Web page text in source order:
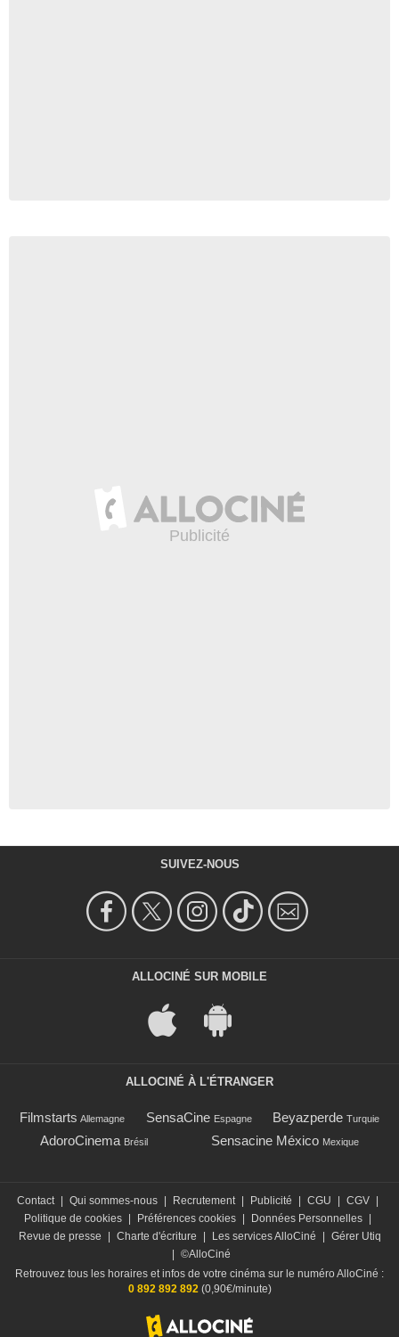
SUIVEZ-NOUS
ALLOCINÉ SUR MOBILE
ALLOCINÉ À L'ÉTRANGER
Filmstarts Allemagne SensaCine Espagne Beyazperde Turquie
AdoroCinema Brésil Sensacine México Mexique
Contact Qui sommes-nous Recrutement Publicité CGU CGV
Politique de cookies
Préférences cookies Données Personnelles
Revue de presse
Charte d'écriture Les services AlloCiné
Gérer Utiq
©AlloCiné
Retrouvez tous les horaires et infos de votre cinéma sur le numéro AlloCiné :
0 892 892 892(0,90€/minute)